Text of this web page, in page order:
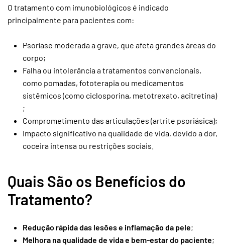
O tratamento com imunobiológicos é indicado
principalmente para pacientes com:
Psoríase moderada a grave, que afeta grandes áreas do
corpo;
Falha ou intolerância a tratamentos convencionais,
como pomadas, fototerapia ou medicamentos
sistêmicos (como ciclosporina, metotrexato, acitretina)
;
Comprometimento das articulações (artrite psoriásica);
Impacto significativo na qualidade de vida, devido a dor,
coceira intensa ou restrições sociais.
Quais São os Benefícios do
Tratamento?
Redução rápida das lesões e inflamação da pele;
Melhora na qualidade de vida e bem-estar do paciente;